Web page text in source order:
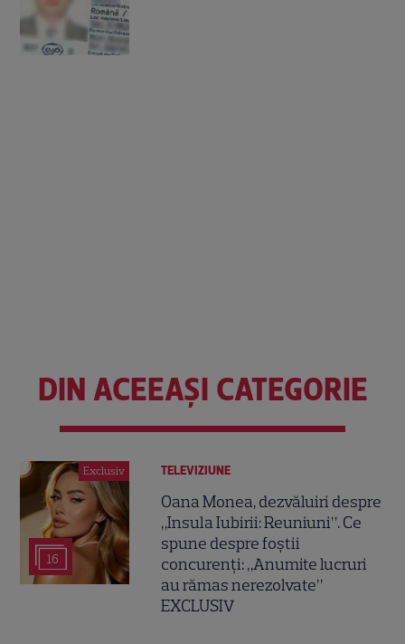
DIN ACEEAȘI CATEGORIE
Exclusiv
16
TELEVIZIUNE
Oana Monea, dezvăluiri despre
„Insula Iubirii: Reuniuni”. Ce
spune despre foștii
concurenți: „Anumite lucruri
au rămas nerezolvate”
EXCLUSIV